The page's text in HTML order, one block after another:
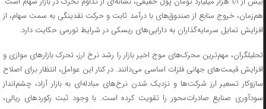
هم‌زمان، خروج منابع از صندوق‌های با درآمد ثابت و حرکت نقدینگی به سمت سهام، از
افزایش تمایل سرمایه‌گذاران به دارایی‌های ریسکی در شرایط تورمی حکایت دارد.
تحلیلگران، مهم‌ترین محرک‌های موج اخیر بازار را رشد نرخ ارز، تحرک بازارهای موازی و
افزایش قیمت‌های جهانی فلزات اساسی می‌دانند. در کنار این عوامل، انتظار برای اصلاح
سازوکار تسعیر ارز شرکت‌ها و نزدیک شدن نرخ‌های مبادله‌ای به بازار آزاد، چشم‌انداز
سودآوری صنایع صادرات‌محور را تقویت کرده است. با وجود ثبت رکوردهای ریالی،